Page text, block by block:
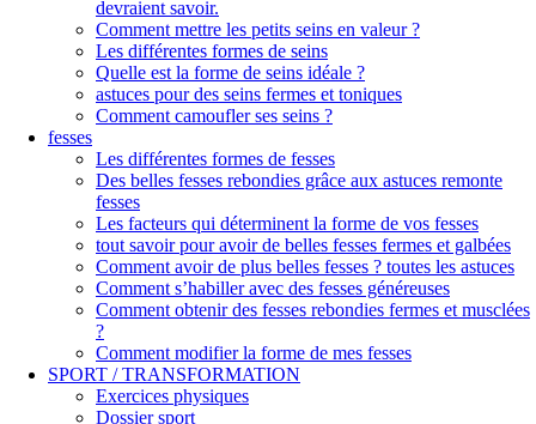
devraient savoir.
Comment mettre les petits seins en valeur ?
Les différentes formes de seins
Quelle est la forme de seins idéale ?
astuces pour des seins fermes et toniques
Comment camoufler ses seins ?
fesses
Les différentes formes de fesses
Des belles fesses rebondies grâce aux astuces remonte
fesses
Les facteurs qui déterminent la forme de vos fesses
tout savoir pour avoir de belles fesses fermes et galbées
Comment avoir de plus belles fesses ? toutes les astuces
Comment s’habiller avec des fesses généreuses
Comment obtenir des fesses rebondies fermes et musclées
?
Comment modifier la forme de mes fesses
SPORT / TRANSFORMATION
Exercices physiques
Dossier sport